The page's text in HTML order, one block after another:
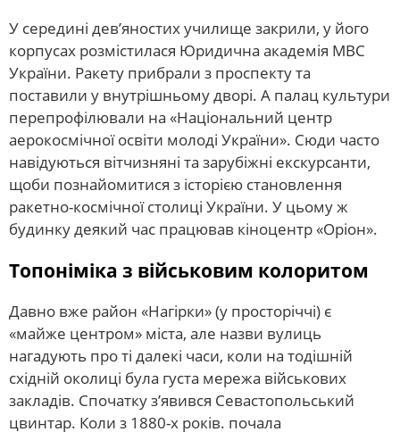
У середині дев’яностих училище закрили, у його
корпусах розмістилася Юридична академія МВС
України. Ракету прибрали з проспекту та
поставили у внутрішньому дворі. А палац культури
перепрофілювали на «Національний центр
аерокосмічної освіти молоді України». Сюди часто
навідуються вітчизняні та зарубіжні екскурсанти,
щоби познайомитися з історією становлення
ракетно-космічної столиці України. У цьому ж
будинку деякий час працював кіноцентр «Оріон».
Топоніміка з військовим колоритом
Давно вже район «Нагірки» (у просторіччі) є
«майже центром» міста, але назви вулиць
нагадують про ті далекі часи, коли на тодішній
східній околиці була густа мережа військових
закладів. Спочатку з’явився Севастопольський
цвинтар. Коли з 1880-х років. почала